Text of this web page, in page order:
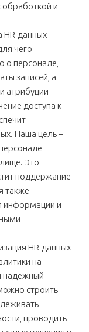
обработкой и
HR-данных
чего
о персонале,
записей, а
атрибуции
доступа к
Наша цель –
Это
поддержание
также
информации и
HR-данных
на
надежный
строить
проводить